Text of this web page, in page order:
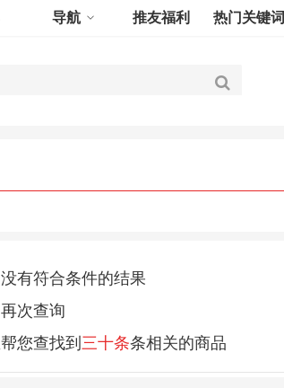
导航 推友福利 热门关键词
有符合条件的结果
次查询
您查找到 三十条条相关的商品